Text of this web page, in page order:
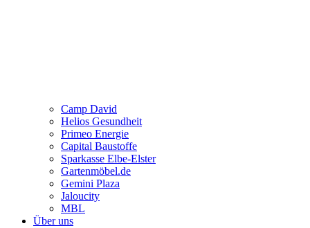
Camp David
Helios Gesundheit
Primeo Energie
Capital Baustoffe
Sparkasse Elbe-Elster
Gartenmöbel.de
Gemini Plaza
Jaloucity
MBL
Über uns